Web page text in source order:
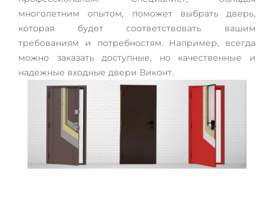
многолетним опытом, поможет выбрать дверь,
которая будет соответствовать вашим
требованиям и потребностям. Например, всегда
можно заказать доступные, но качественные и
надежные входные двери Виконт.